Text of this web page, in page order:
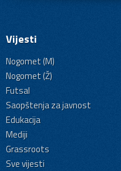
Vijesti
Nogomet (M)
Nogomet (Ž)
Futsal
Saopštenja za javnost
Edukacija
Mediji
Grassroots
Sve vijesti